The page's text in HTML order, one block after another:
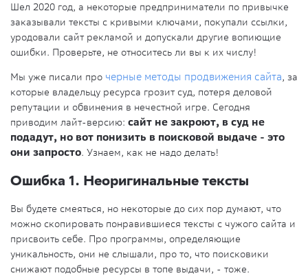
Шел 2020 год, а некоторые предприниматели по привычке
заказывали тексты с кривыми ключами, покупали ссылки,
уродовали сайт рекламой и допускали другие вопиющие
ошибки. Проверьте, не относитесь ли вы к их числу!
Мы уже писали про черные методы продвижения сайта, за
которые владельцу ресурса грозит суд, потеря деловой
репутации и обвинения в нечестной игре. Сегодня
приводим лайт-версию: сайт не закроют, в суд не
подадут, но вот понизить в поисковой выдаче - это
они запросто. Узнаем, как не надо делать!
Ошибка 1. Неоригинальные тексты
Вы будете смеяться, но некоторые до сих пор думают, что
можно скопировать понравившиеся тексты с чужого сайта и
присвоить себе. Про программы, определяющие
уникальность, они не слышали, про то, что поисковики
снижают подобные ресурсы в топе выдачи, - тоже.